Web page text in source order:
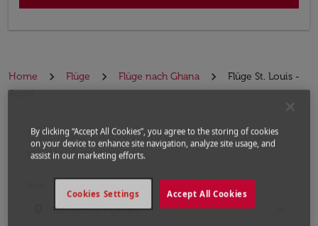
Home Flüge Flüge nach Ghana
Flüge St. Louis -
Accra
Die nächsten Flüge von St. Louis
nach Accra
Bitte ändern Sie Ihre gewünschte Route (Abflugort
By clicking “Accept All Cookies”, you agree to the storing of cookies
on your device to enhance site navigation, analyze site usage, and
assist in our marketing efforts.
Accept All Cookies
Cookies Settings